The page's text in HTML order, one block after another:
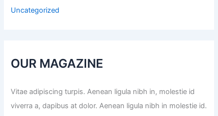
Uncategorized
OUR MAGAZINE
Vitae adipiscing turpis. Aenean ligula nibh in, molestie id
viverra a, dapibus at dolor. Aenean ligula nibh in molestie id.